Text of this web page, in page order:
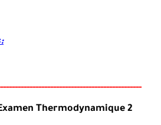
--------------
Thermodynamique 2